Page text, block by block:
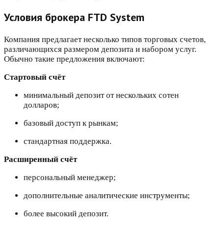
Условия брокера FTD System
Компания предлагает несколько типов торговых счетов,
различающихся размером депозита и набором услуг.
Обычно такие предложения включают:
Стартовый счёт
минимальный депозит от нескольких сотен
долларов;
базовый доступ к рынкам;
стандартная поддержка.
Расширенный счёт
персональный менеджер;
дополнительные аналитические инструменты;
более высокий депозит.